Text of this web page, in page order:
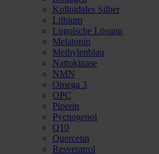
Kolloidales Silber
Lithium
Lugolsche Lösung
Melatonin
Methylenblau
Nattokinase
NMN
Omega 3
OPC
Piperin
Pycnogenol
Q10
Quercetin
Resveratrol